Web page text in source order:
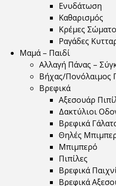
Ενυδάτωση
Καθαρισμός
Κρέμες
Ραγάδες
Μαμά – Παιδί
Αλλαγή Πάνας –
Βήχας/Πονόλαιμος
Βρεφικά
Αξεσουάρ
Δακτύλιοι
Βρεφικά
Θηλές
Μπιμπερό
Πιπίλες
Βρεφικά
Βρεφικά